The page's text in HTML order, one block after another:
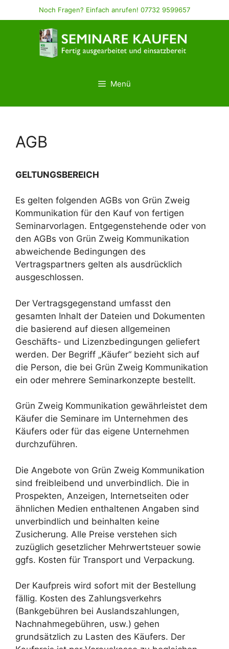
Inhalt
Noch Fragen? Einfach anrufen! 07732 9599657
Menü
AGB
GELTUNGSBEREICH
Es gelten folgenden AGBs von Grün Zweig
Kommunikation für den Kauf von fertigen
Seminarvorlagen. Entgegenstehende oder von
den AGBs von Grün Zweig Kommunikation
abweichende Bedingungen des
Vertragspartners gelten als ausdrücklich
ausgeschlossen.
Der Vertragsgegenstand umfasst den
gesamten Inhalt der Dateien und Dokumenten
die basierend auf diesen allgemeinen
Geschäfts- und Lizenzbedingungen geliefert
werden. Der Begriff „Käufer“ bezieht sich auf
die Person, die bei Grün Zweig Kommunikation
ein oder mehrere Seminarkonzepte bestellt.
Grün Zweig Kommunikation gewährleistet dem
Käufer die Seminare im Unternehmen des
Käufers oder für das eigene Unternehmen
durchzuführen.
Die Angebote von Grün Zweig Kommunikation
sind freibleibend und unverbindlich. Die in
Prospekten, Anzeigen, Internetseiten oder
ähnlichen Medien enthaltenen Angaben sind
unverbindlich und beinhalten keine
Zusicherung. Alle Preise verstehen sich
zuzüglich gesetzlicher Mehrwertsteuer sowie
ggfs. Kosten für Transport und Verpackung.
Der Kaufpreis wird sofort mit der Bestellung
fällig. Kosten des Zahlungsverkehrs
(Bankgebühren bei Auslandszahlungen,
Nachnahmegebühren, usw.) gehen
grundsätzlich zu Lasten des Käufers. Der